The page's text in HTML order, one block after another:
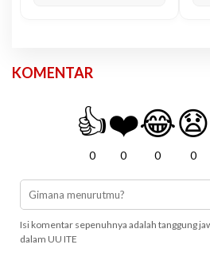
KOMENTAR
👍
0
❤️
0
😂
0
😧
0
Isi komentar sepenuhnya adalah tanggung
dalam UU ITE